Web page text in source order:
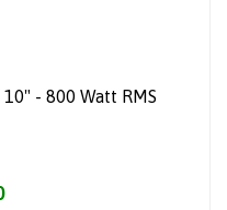
- 800 Watt RMS